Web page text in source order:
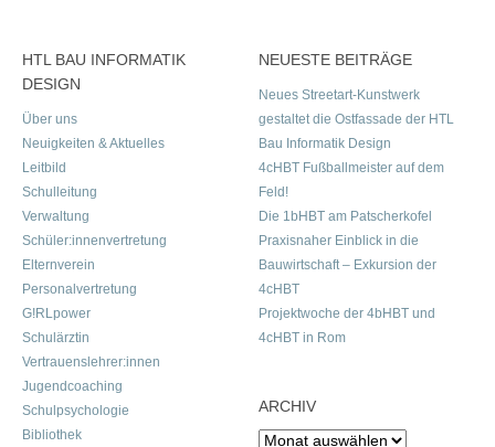
HTL BAU INFORMATIK
DESIGN
Über uns
Neuigkeiten & Aktuelles
Leitbild
Schulleitung
Verwaltung
Schüler:innenvertretung
Elternverein
Personalvertretung
G!RLpower
Schulärztin
Vertrauenslehrer:innen
Jugendcoaching
Schulpsychologie
Bibliothek
NEUESTE BEITRÄGE
Neues Streetart-Kunstwerk
gestaltet die Ostfassade der HTL
Bau Informatik Design
4cHBT Fußballmeister auf dem
Feld!
Die 1bHBT am Patscherkofel
Praxisnaher Einblick in die
Bauwirtschaft – Exkursion der
4cHBT
Projektwoche der 4bHBT und
4cHBT in Rom
ARCHIV
Archiv